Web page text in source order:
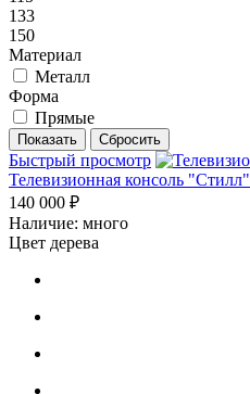
133
150
Материал
Металл
Форма
Прямые
Быстрый просмотр
Телевизионная консоль "Стилл"
140 000 ₽
Наличие: много
Цвет дерева